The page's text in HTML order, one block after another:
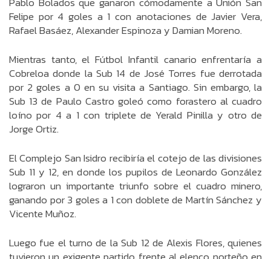
Felipe por 4 goles a 1 con anotaciones de Javier Vera,
Rafael Basáez, Alexander Espinoza y Damian Moreno.
Mientras tanto, el Fútbol Infantil canario enfrentaría a
Cobreloa donde la Sub 14 de José Torres fue derrotada
por 2 goles a 0 en su visita a Santiago. Sin embargo, la
Sub 13 de Paulo Castro goleó como forastero al cuadro
loíno por 4 a 1 con triplete de Yerald Pinilla y otro de
Jorge Ortiz.
El Complejo San Isidro recibiría el cotejo de las divisiones
Sub 11 y 12, en donde los pupilos de Leonardo González
lograron un importante triunfo sobre el cuadro minero,
ganando por 3 goles a 1 con doblete de Martín Sánchez y
Vicente Muñoz.
Luego fue el turno de la Sub 12 de Alexis Flores, quienes